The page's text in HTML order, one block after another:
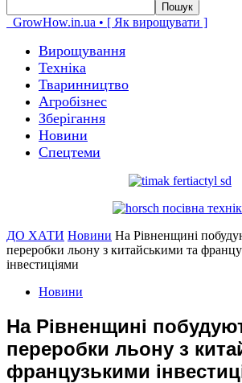
GrowHow.in.ua • [ Як вирощувати ]
Вирощування
Техніка
Тваринництво
Агробізнес
Зберігання
Новини
Спецтеми
ДО ХАТИ Новини На Рівненщині
переробки льону з китайськими та
інвестиціями
Новини
На Рівненщині
переробки льону з
французькими